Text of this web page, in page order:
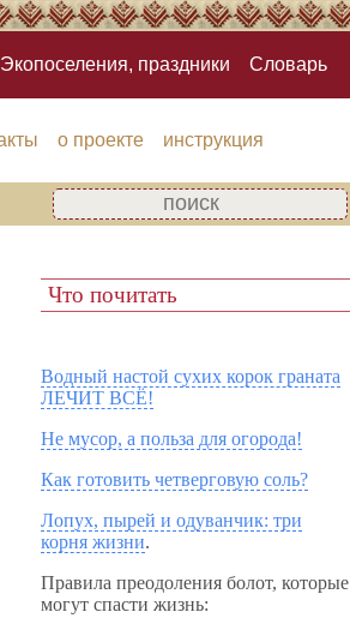
Экопоселения, праздники Словарь
о проекте инструкция
Что почитать
Водный настой сухих корок граната
ЛЕЧИТ ВСЁ!
Не мусор, а польза для огорода!
Как готовить четверговую соль?
Лопух, пырей и одуванчик: три
корня жизни.
Правила преодоления болот, которые
могут спасти жизнь: